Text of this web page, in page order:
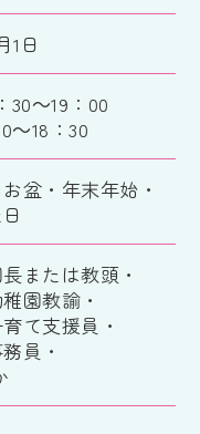
1日
30～19：00
～18：30
盆・年末年始・
または教頭・
園教諭・
て支援員・
員・